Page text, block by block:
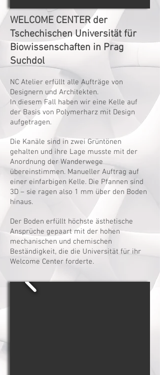
WELCOME CENTER der
Tschechischen Universität für
Biowissenschaften in Prag
Suchdol
NC Atelier erfüllt alle Aufträge von
Designern und Architekten.
In diesem Fall haben wir eine Kelle auf
der Basis von Polymerharz mit Design
aufgetragen.
Die Kanäle sind in zwei Grüntönen
gehalten und ihre Lage musste mit der
Anordnung der Wanderwege
übereinstimmen. Manueller Auftrag auf
einer einfarbigen Kelle. Die Pfannen sind
3D – sie ragen also 1 mm über den Boden
hinaus.
Der Boden erfüllt höchste ästhetische
Ansprüche gepaart mit der hohen
mechanischen und chemischen
Beständigkeit, die die Universität für ihr
Welcome Center forderte.